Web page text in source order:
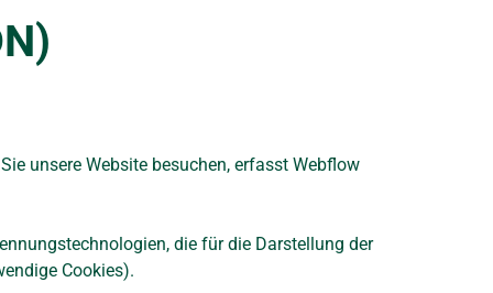
unsere Website besuchen, erfasst Webflow
die für die Darstellung der
Cookies).